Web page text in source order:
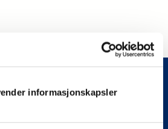
informasjonskapsler